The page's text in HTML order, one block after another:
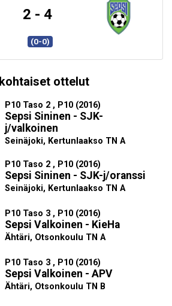
2 - 4
(0-0)
ottelut
P10 Taso 2 , P10 (2016)
Sepsi Sininen - SJK-
j/valkoinen
Seinäjoki, Kertunlaakso TN A
P10 Taso 2 , P10 (2016)
Sepsi Sininen - SJK-j/oranssi
Seinäjoki, Kertunlaakso TN A
P10 Taso 3 , P10 (2016)
Sepsi Valkoinen - KieHa
Ähtäri, Otsonkoulu TN A
P10 Taso 3 , P10 (2016)
Sepsi Valkoinen - APV
Ähtäri, Otsonkoulu TN B